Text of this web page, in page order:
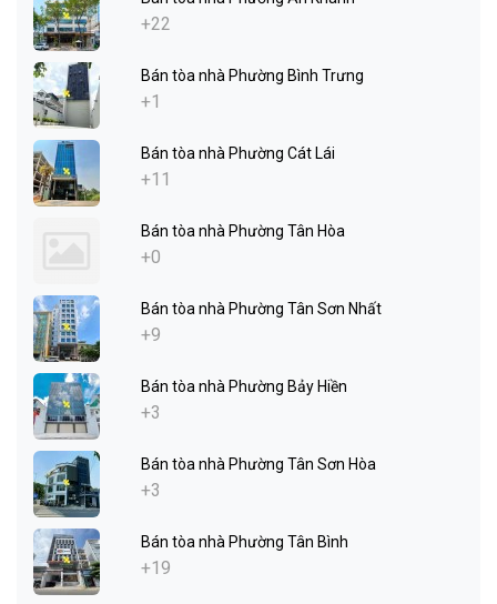
+22
Bán tòa nhà Phường Bình Trưng
+1
Bán tòa nhà Phường Cát Lái
+11
Bán tòa nhà Phường Tân Hòa
+0
Bán tòa nhà Phường Tân Sơn Nhất
+9
Bán tòa nhà Phường Bảy Hiền
+3
Bán tòa nhà Phường Tân Sơn Hòa
+3
Bán tòa nhà Phường Tân Bình
+19